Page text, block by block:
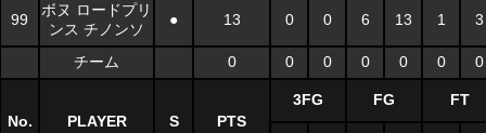
99
ボヌ ロードプリ
ンス チノンソ
● 13 0 0 6 13 1 3
チーム 0 0 0 0 0 0 0
No. PLAYER S PTS
3FG FG FT